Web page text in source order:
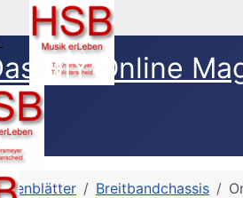
DIY Online
Breitbandchassis